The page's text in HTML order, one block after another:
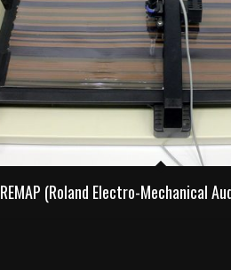
REMAP (Roland Electro-Mechanical